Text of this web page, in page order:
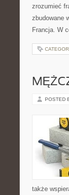
zrozumieć
zbudowane
Francja. W
POSTED
także